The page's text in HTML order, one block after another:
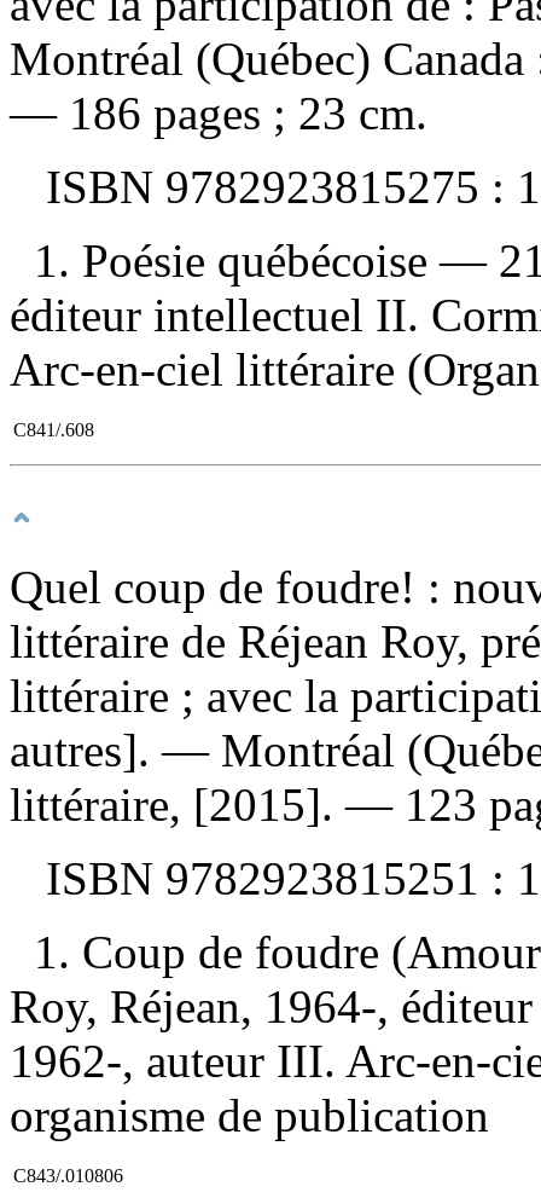
Montréal (Québec)
— 186 pages ; 23 cm.
ISBN 9782923815275 :
1. Poésie québécoise —
éditeur intellectuel II.
Arc-en-ciel littéraire
C841/.608
Quel coup de foudre! :
littéraire de Réjean Roy,
littéraire ; avec la
autres]. — Montréal
littéraire, [2015]. — 123
ISBN 9782923815251 :
1. Coup de foudre
Roy, Réjean, 1964-,
1962-, auteur III. Arc-en-
organisme de publication
C843/.010806